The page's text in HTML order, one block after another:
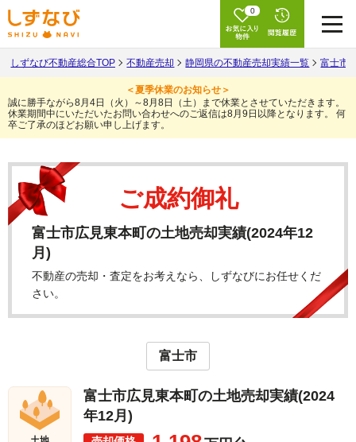
0
しずなび不動産総合TOP 不動産売却 静岡県の不動産売却実績一覧 富士市
＜夏季休業のお知らせ＞
誠に勝手ながら8月4日（火）～8月8日（土）まで休業とさせていただきます。
休業期間中にいただいたお問い合わせへのご返信は8月9日以降となります。
何
卒ご了承のほどお願い申し上げます。
ご成約御礼
富士市広見東本町の土地売却実績(2024年12
月)
不動産の売却・査定をお考えなら、しずなびにお任せくだ
さい。
富士市
富士市広見東本町の土地売却実績(2024
年12月)